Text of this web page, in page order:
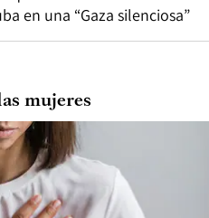
en una “Gaza silenciosa”
mujeres